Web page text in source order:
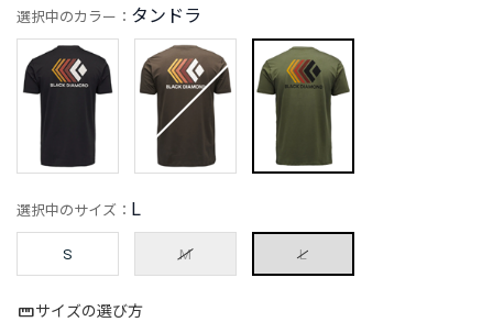
選択中のカラー： タンドラ
選択中のサイズ： L
S M L
サイズの選び方